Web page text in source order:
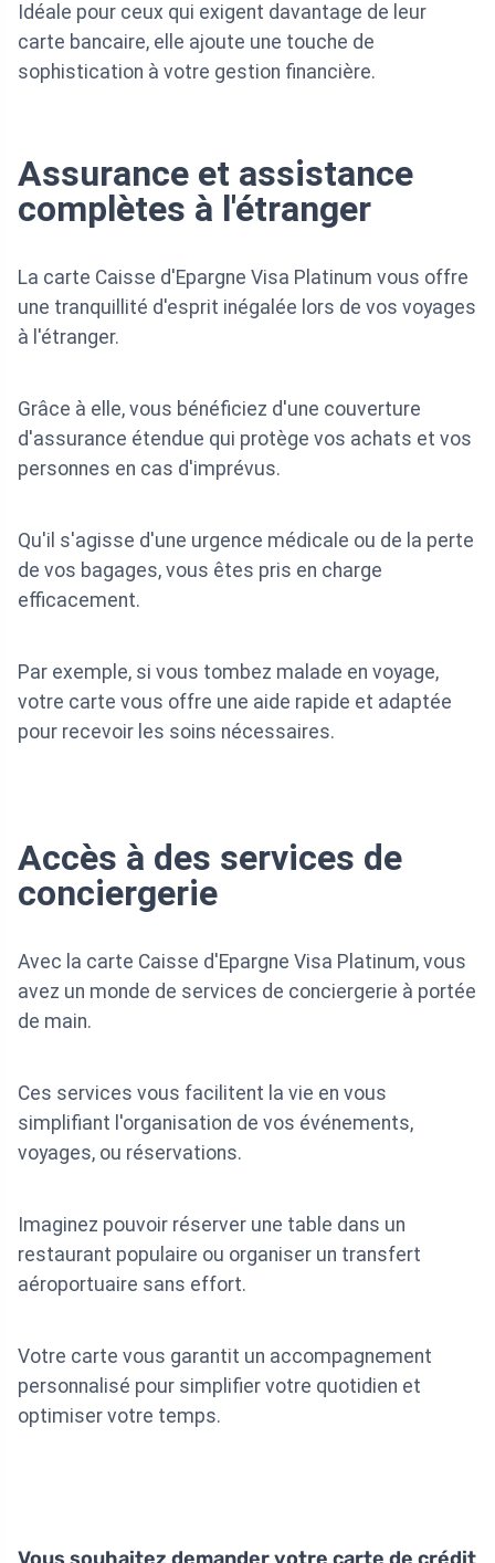
Idéale pour ceux qui exigent davantage de leur
carte bancaire, elle ajoute une touche de
sophistication à votre gestion financière.
Assurance et assistance
complètes à l'étranger
La carte Caisse d'Epargne Visa Platinum vous offre
une tranquillité d'esprit inégalée lors de vos voyages
à l'étranger.
Grâce à elle, vous bénéficiez d'une couverture
d'assurance étendue qui protège vos achats et vos
personnes en cas d'imprévus.
Qu'il s'agisse d'une urgence médicale ou de la perte
de vos bagages, vous êtes pris en charge
efficacement.
Par exemple, si vous tombez malade en voyage,
votre carte vous offre une aide rapide et adaptée
pour recevoir les soins nécessaires.
Accès à des services de
conciergerie
Avec la carte Caisse d'Epargne Visa Platinum, vous
avez un monde de services de conciergerie à portée
de main.
Ces services vous facilitent la vie en vous
simplifiant l'organisation de vos événements,
voyages, ou réservations.
Imaginez pouvoir réserver une table dans un
restaurant populaire ou organiser un transfert
aéroportuaire sans effort.
Votre carte vous garantit un accompagnement
personnalisé pour simplifier votre quotidien et
optimiser votre temps.